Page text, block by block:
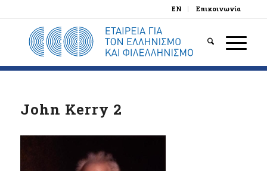
EN Επικοινωνία
John Kerry 2